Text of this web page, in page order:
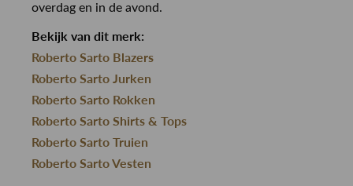
overdag en in de avond.
Bekijk van dit merk:
Roberto Sarto Blazers
Roberto Sarto Jurken
Roberto Sarto Rokken
Roberto Sarto Shirts & Tops
Roberto Sarto Truien
Roberto Sarto Vesten